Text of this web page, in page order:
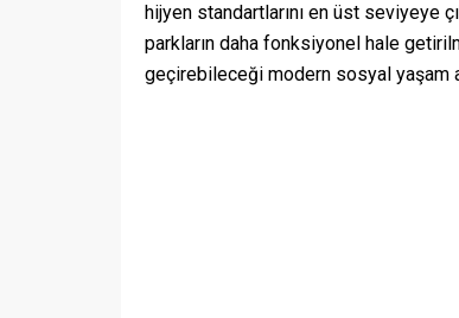
hijyen standartlarını en üst seviyeye
parkların daha fonksiyonel hale
geçirebileceği modern sosyal yaşam